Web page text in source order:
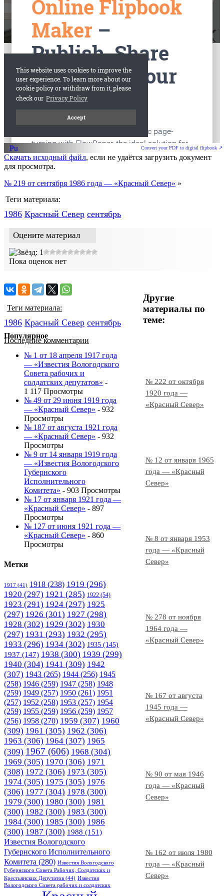
старые газеты
Convert your PDF to digital flipbook ↗
Скачать исходный файл, если не удаётся загрузить документ
для просмотра.
№ 219 от сентября 1986 года — «Красный Север» »
Теги материала:
1986 Красный Cевер сентябрь
Оцените материал
Пока оценок нет
Другие
материалы по
теме:
№ 222 от октября
1920 года —
«Красный Север»
№ 12 от января 1965
года — «Красный
Север»
№ 8 от января 1953
года — «Красный
Север»
№ 278 от ноября
1964 года —
«Красный Север»
№ 167 от августа
1945 года —
«Красный Север»
№ 90 от мая 1946
года — «Красный
Север»
№ 162 от июля 1980
года — «Красный
Север»
Теги материала:
1986 Красный Cевер сентябрь
Последние комментарии
Популярное
№ 1 от 18 апреля 1917 года
— «Известия Вологодского
Совета рабочих и
солдатских депутатов» -
1 117 Просмотры
№ 49 от 29 июня 1919 года
— «Красный Север» - 932
Просмотры
№ 187 от августа 1921 года
— «Красный Север» - 932
Просмотры
№ 9 от 14 января 1919 года
— «Известия Вологодского
Губернского
Исполнительного
Комитета» - 903 Просмотры
№ 17 от января 1921 года —
«Красный Север» - 897
Просмотры
№ 127 от июня 1921 года —
«Красный Север» - 860
Просмотры
Метки
1917 (41) 1918 (238) 1919 (296)
1920 (297) 1921 (285) 1922 (54)
1923 (291) 1924 (297) 1925
(297) 1926 (301) 1927 (298)
1928 (302) 1929 (302) 1930
(297) 1931 (293) 1932 (295)
1933 (296) 1934 (302) 1935 (145)
1937 (147) 1938 (300) 1939 (299)
1940 (304) 1941 (309) 1942
(307) 1943 (265) 1944 (256) 1945
(258) 1946 (259) 1947 (258) 1948
(259) 1949 (257) 1950 (261) 1951
(257) 1952 (258) 1953 (257) 1954
(259) 1955 (259) 1956 (259) 1957
(256) 1958 (270) 1959 (307) 1960
(309) 1961 (305) 1962 (306)
1963 (306) 1964 (307) 1965
(309) 1967 (606) 1968 (304)
1969 (305) 1970 (306) 1971
(308) 1972 (306) 1973 (305)
1974 (305) 1975 (305) 1976
(306) 1977 (304) 1978 (300)
1979 (300) 1980 (300) 1981
(300) 1982 (300) 1983 (300)
1984 (300) 1985 (300) 1986
(300) 1987 (300) 1988 (151)
Известия Вологодского
Губернского Исполнительного
Комитета (280) Известия Вологодского
Губернского Совета Рабочих, Солдатских и
Крестьянских Депутатов (44) Известия
Вологодского Совета рабочих и солдатских